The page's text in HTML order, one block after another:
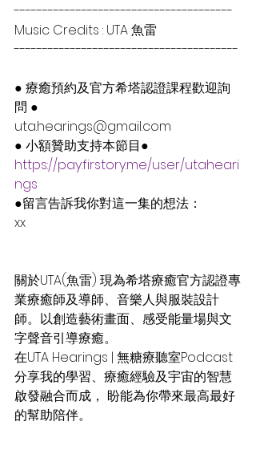
---------------------------------------
Music Credits : UTA 魚雷
----------------------------------------
● 療癒預約及官方希塔認證課程歡迎詢
問 ●
uta.hearings@gmail.com
● 小額贊助支持本節目●
https://pay.firstory.me/user/utaheari
ngs
●留言告訴我你對這一集的想法：
xx
關於UTA(魚雷) 現為希塔療癒官方認證專
業療癒師及導師、音樂人與服裝設計
師。以創造藝術畫面、感受能量場與文
字聲音引導療癒。
在UTA Hearings | 無糖療聽室Podcast
分享我的學習、療癒經驗及宇宙的智慧
啟發融合而成， 盼能為你帶來最高最好
的幫助陪伴。